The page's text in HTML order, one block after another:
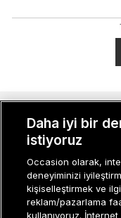
MÜŞTERI İLIŞKILERI
KURUMSAL
KADIN KATEGORILER
GRUP MARKALAR
Daha iyi bir
istiyoruz
Occasion olarak,
deneyiminizi
kişiselleştirmek ve
reklam/pazarlama
kullanıyoruz.